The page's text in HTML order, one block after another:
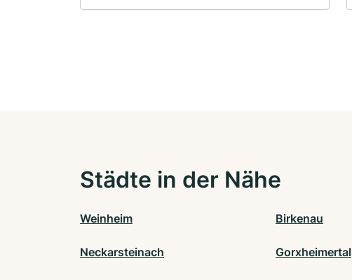
Städte in der Nähe
Weinheim Birkenau
Neckarsteinach Gorxheimertal